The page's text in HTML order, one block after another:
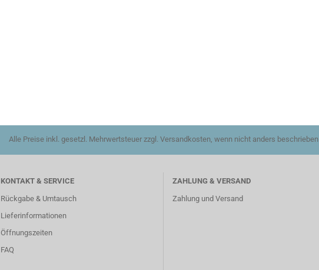
Alle Preise inkl. gesetzl. Mehrwertsteuer zzgl. Versandkosten, wenn nicht anders beschrieben
KONTAKT & SERVICE
Rückgabe & Umtausch
Lieferinformationen
Öffnungszeiten
FAQ
ZAHLUNG & VERSAND
Zahlung und Versand